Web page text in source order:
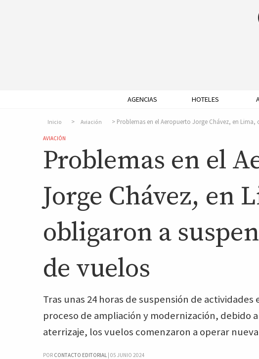
AGENCIAS HOTELES
Inicio Aviación Problemas en el Aeropuerto Jorge Chávez, en
AVIACIÓN
Problemas en el
Jorge Chávez, en
obligaron a
de vuelos
Tras unas 24 horas de suspensión de
proceso de ampliación y modernización, debido
aterrizaje, los vuelos comenzaron a operar
POR CONTACTO EDITORIAL | 05 JUNIO 2024